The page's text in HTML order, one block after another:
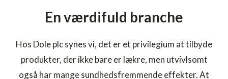
En værdifuld branche
Hos Dole plc synes vi, det er et privilegium at tilbyde
produkter, der ikke bare er lækre, men utvivlsomt
også har mange sundhedsfremmende effekter. At